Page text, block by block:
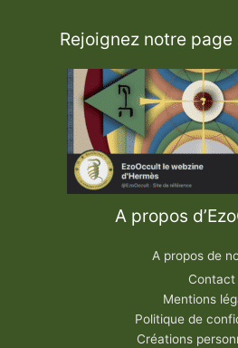
Rejoignez notre
A propos
A propos de
Contact
Mentions
Politique de
Créations